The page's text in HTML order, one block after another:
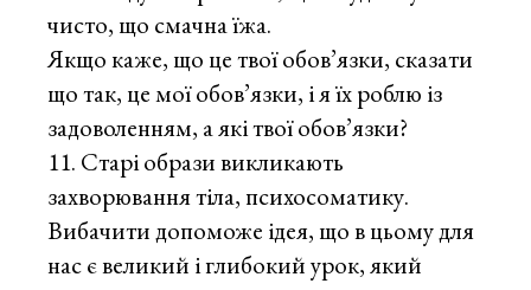
чисто, що смачна їжа.
Якщо каже, що це твої обов’язки, сказати
що так, це мої обов’язки, і я їх роблю із
задоволенням, а які твої обов’язки?
Старі образи викликають
захворювання тіла, психосоматику.
Вибачити допоможе ідея, що в цьому для
нас є великий і глибокий урок, який